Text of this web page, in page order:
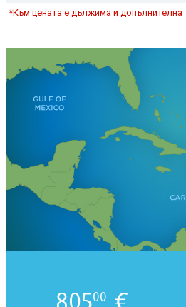
*Към цената е дължима и допълнителна
80500 €